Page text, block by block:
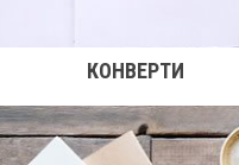
КОНВЕРТИ